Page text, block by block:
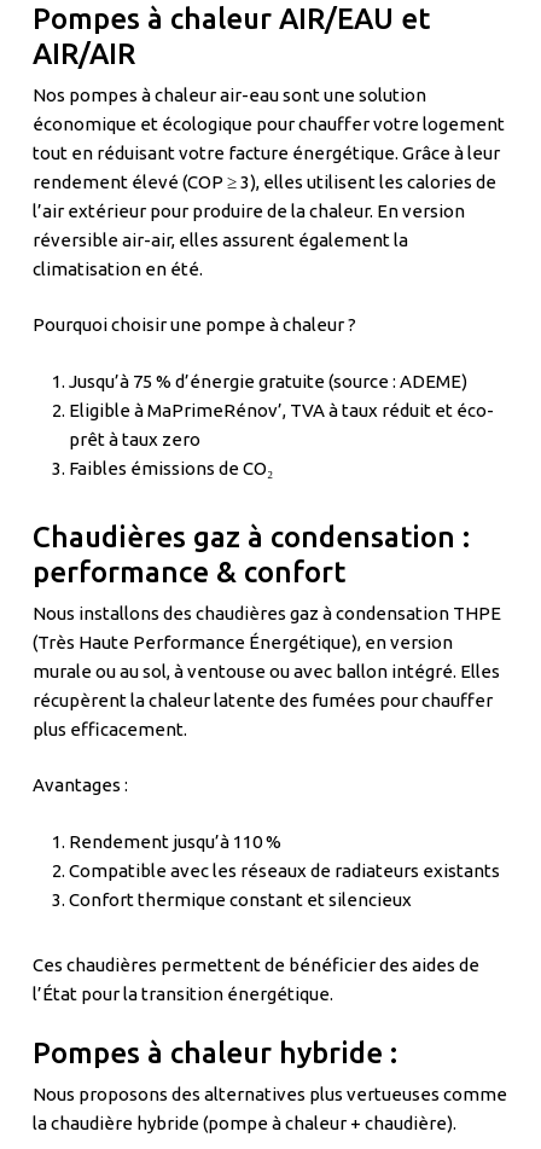
Pompes à chaleur AIR/EAU et
AIR/AIR
Nos pompes à chaleur air-eau sont une solution
économique et écologique pour chauffer votre logement
tout en réduisant votre facture énergétique. Grâce à leur
rendement élevé (COP ≥ 3), elles utilisent les calories de
l’air extérieur pour produire de la chaleur. En version
réversible air-air, elles assurent également la
climatisation en été.
Pourquoi choisir une pompe à chaleur ?
Jusqu’à 75 % d’énergie gratuite (source : ADEME)
Eligible à MaPrimeRénov’, TVA à taux réduit et éco-
prêt à taux zero
Faibles émissions de CO₂
Chaudières gaz à condensation :
performance & confort
Nous installons des chaudières gaz à condensation THPE
(Très Haute Performance Énergétique), en version
murale ou au sol, à ventouse ou avec ballon intégré. Elles
récupèrent la chaleur latente des fumées pour chauffer
plus efficacement.
Avantages :
Rendement jusqu’à 110 %
Compatible avec les réseaux de radiateurs existants
Confort thermique constant et silencieux
Ces chaudières permettent de bénéficier des aides de
l’État pour la transition énergétique.
Pompes à chaleur hybride :
Nous proposons des alternatives plus vertueuses comme
la chaudière hybride (pompe à chaleur + chaudière).